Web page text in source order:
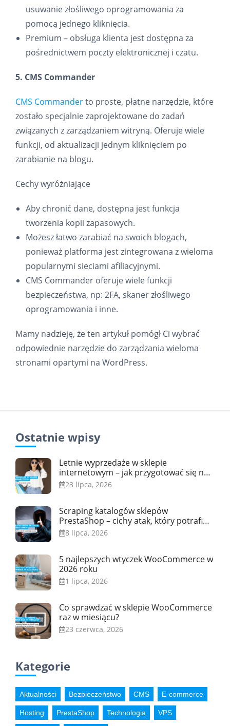
usuwanie złośliwego oprogramowania za
pomocą jednego kliknięcia.
Premium – obsługa klienta jest dostępna za
pośrednictwem poczty elektronicznej i czatu.
5. CMS Commander
CMS Commanderto proste, płatne narzędzie, które
zostało specjalnie zaprojektowane do zadań
związanych z zarządzaniem witryną. Oferuje wiele
funkcji, od aktualizacji jednym kliknięciem po
zarabianie na blogu.
Cechy wyróżniające
Aby chronić dane, dostępna jest funkcja
tworzenia kopii zapasowych.
Możesz łatwo zarabiać na swoich blogach,
ponieważ platforma jest zintegrowana z wieloma
popularnymi sieciami afiliacyjnymi.
CMS Commander oferuje wiele funkcji
bezpieczeństwa, np: 2FA, skaner złośliwego
oprogramowania i inne.
Mamy nadzieję, że ten artykuł pomógł Ci wybrać
odpowiednie narzędzie do zarządzania wieloma
stronami opartymi na WordPress.
Ostatnie wpisy
Letnie wyprzedaże w sklepie
internetowym – jak przygotować się na
skok ruchu
23 lipca, 2026
Scraping katalogów sklepów
PrestaShop – cichy atak, który potrafi
przeciążyć serwer
8 lipca, 2026
5 najlepszych wtyczek WooCommerce w
2026 roku
1 lipca, 2026
Co sprawdzać w sklepie WooCommerce
raz w miesiącu?
23 czerwca, 2026
Kategorie
Aktualności Bezpieczeństwo CMS E-commerce
Hosting PrestaShop Technologia VPS